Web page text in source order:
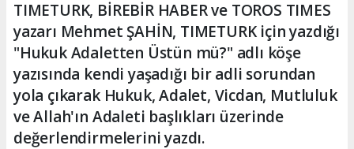
TIMETURK, BİREBİR HABER ve TOROS TIMES
yazarı Mehmet ŞAHİN, TIMETURK için yazdığı
"Hukuk Adaletten Üstün mü?" adlı köşe
yazısında kendi yaşadığı bir adli sorundan
yola çıkarak Hukuk, Adalet, Vicdan, Mutluluk
ve Allah'ın Adaleti başlıkları üzerinde
değerlendirmelerini yazdı.